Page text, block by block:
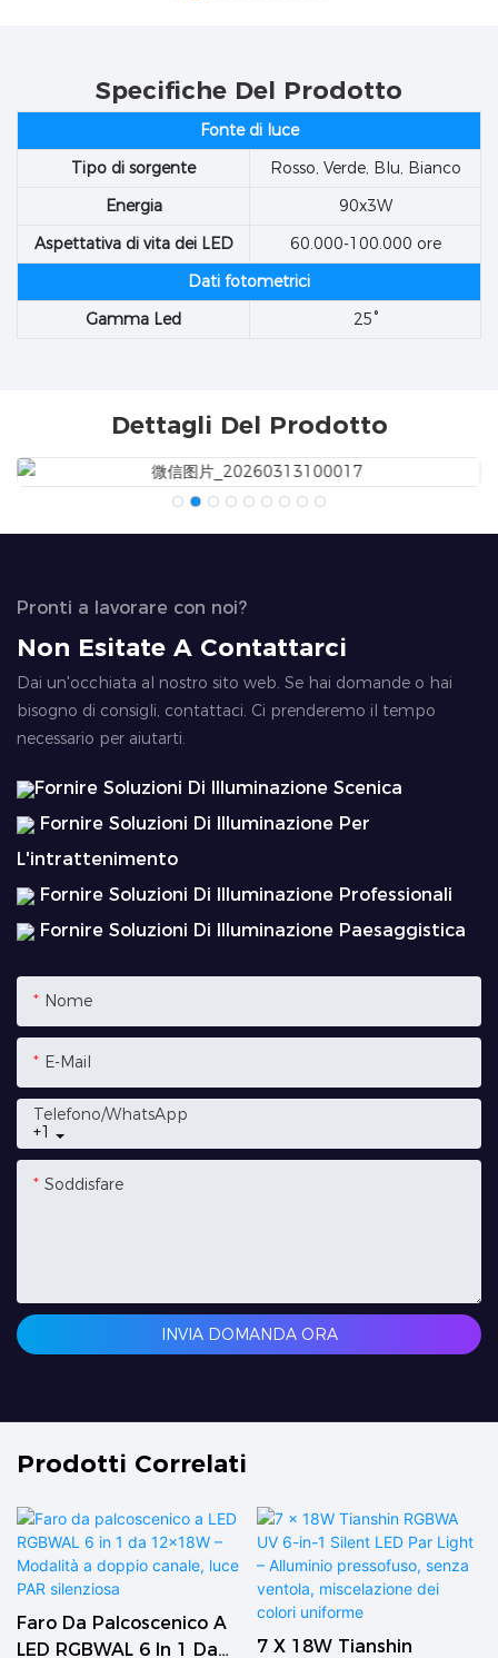
Specifiche Del Prodotto
Fonte di luce
Tipo di sorgente
Rosso, Verde, Blu, Bianco
Energia
90x3W
Aspettativa di vita dei LED
60.000-100.000 ore
Dati fotometrici
Gamma Led
25°
Dettagli Del Prodotto
Pronti a lavorare con noi?
Non Esitate A Contattarci
Dai un'occhiata al nostro sito web. Se hai domande o hai
bisogno di consigli, contattaci. Ci prenderemo il tempo
necessario per aiutarti.
Fornire Soluzioni Di Illuminazione Scenica
Fornire Soluzioni Di Illuminazione Per
L'intrattenimento
Fornire Soluzioni Di Illuminazione Professionali
Fornire Soluzioni Di Illuminazione Paesaggistica
Nome
E-Mail
+1
Telefono/WhatsApp
Soddisfare
INVIA DOMANDA ORA
Prodotti Correlati
Faro Da Palcoscenico A
LED RGBWAL 6 In 1 Da
7 X 18W Tianshin